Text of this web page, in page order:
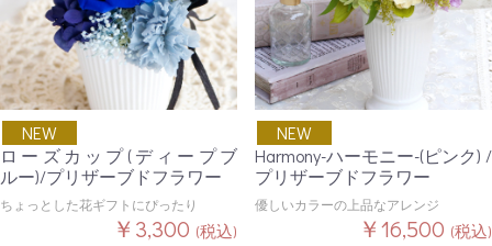
NEW
ローズカップ(ディープブ
ルー)/プリザーブドフラワー
ちょっとした花ギフトにぴったり
￥3,300 (税込)
NEW
Harmony-ハーモニー-(ピンク) /
プリザーブドフラワー
優しいカラーの上品なアレンジ
￥16,500 (税込)